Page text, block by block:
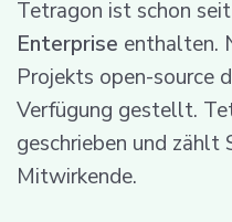
Tetragon ist schon seit
Enterprise enthalten.
Projekts open-source
Verfügung gestellt.
geschrieben und zählt
Mitwirkende.